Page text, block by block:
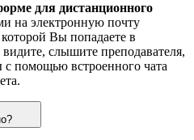
для дистанционного
на электронную почту
Вы попадаете в
слышите преподавателя,
с помощью встроенного чата